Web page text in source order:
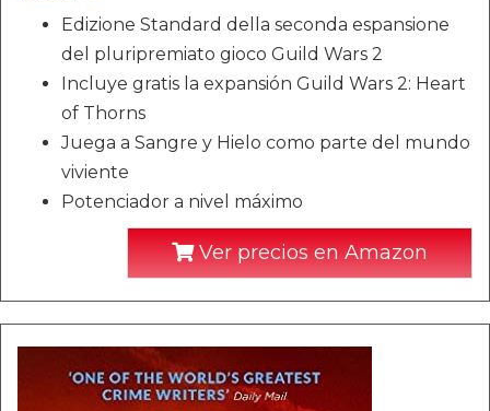
Edizione Standard della seconda espansione
del pluripremiato gioco Guild Wars 2
Incluye gratis la expansión Guild Wars 2: Heart
of Thorns
Juega a Sangre y Hielo como parte del mundo
viviente
Potenciador a nivel máximo
Ver precios en Amazon